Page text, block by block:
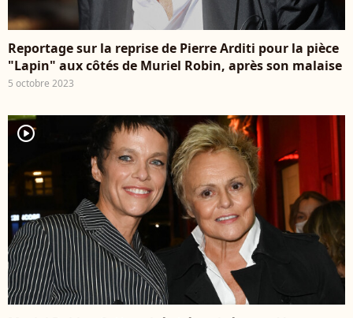
Reportage sur la reprise de Pierre Arditi pour la pièce
"Lapin" aux côtés de Muriel Robin, après son malaise
5 octobre 2023
player2